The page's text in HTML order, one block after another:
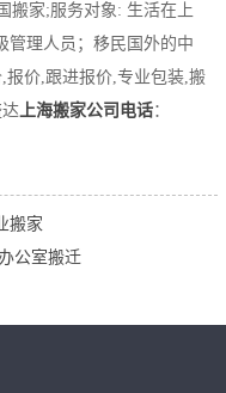
搬家;服务对象: 生活在上
管理人员；移民国外的中
报价,跟进报价,专业包装,搬
上海搬家公司电话：
搬家
公室搬迁